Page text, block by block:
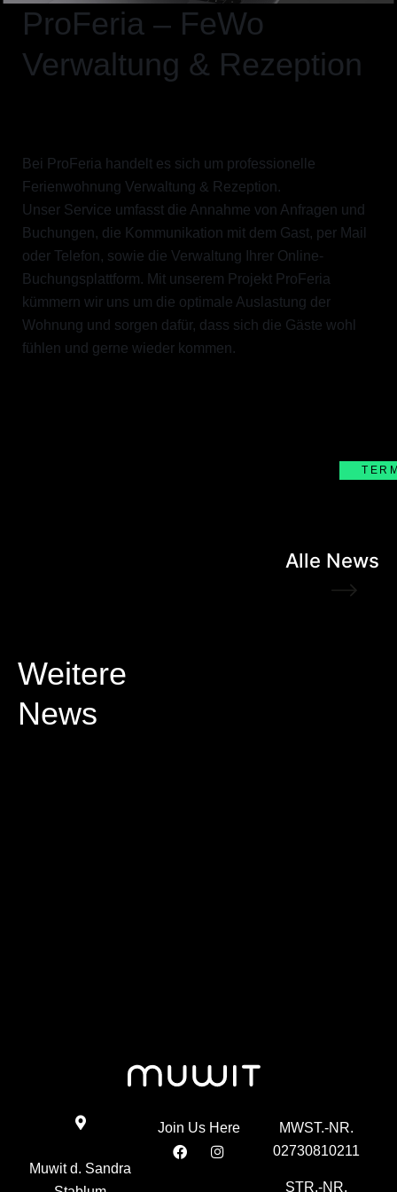
ProFeria – FeWo
Verwaltung & Rezeption
Bei ProFeria handelt es sich um professionelle
Ferienwohnung Verwaltung & Rezeption.
Unser Service umfasst die Annahme von Anfragen und
Buchungen, die Kommunikation mit dem Gast, per Mail
oder Telefon, sowie die Verwaltung Ihrer Online-
Buchungsplattform. Mit unserem Projekt ProFeria
kümmern wir uns um die optimale Auslastung der
Wohnung und sorgen dafür, dass sich die Gäste wohl
fühlen und gerne wieder kommen.
Alle News
Weitere
News
Muwit d. Sandra
Join Us Here
MWST.-NR.
02730810211
STR.-NR.